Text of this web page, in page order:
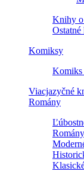
Knihy
Komiksy
Komiks
Viacjazyčné
Romány